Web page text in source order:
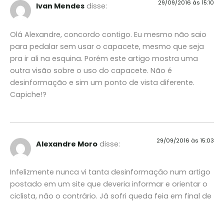
Ivan Mendes disse: 29/09/2016 às 15:10
Olá Alexandre, concordo contigo. Eu mesmo não saio
para pedalar sem usar o capacete, mesmo que seja
pra ir ali na esquina. Porém este artigo mostra uma
outra visão sobre o uso do capacete. Não é
desinformação e sim um ponto de vista diferente.
Capiche!?
Alexandre Moro disse: 29/09/2016 às 15:03
Infelizmente nunca vi tanta desinformação num artigo
postado em um site que deveria informar e orientar o
ciclista, não o contrário. Já sofri queda feia em final de